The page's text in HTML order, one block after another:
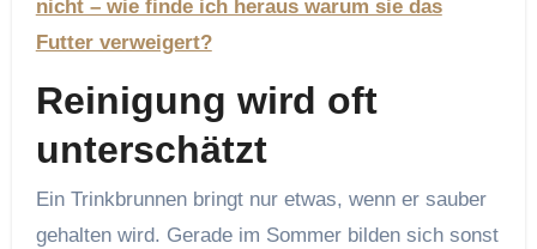
nicht – wie finde ich heraus warum sie das
Futter verweigert?
Reinigung wird oft
unterschätzt
Ein Trinkbrunnen bringt nur etwas, wenn er sauber
gehalten wird. Gerade im Sommer bilden sich sonst